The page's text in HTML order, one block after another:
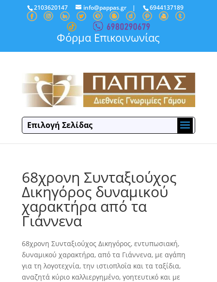
2103620147 info@pappas.gr| 6944137189
Φόρμα Επικοινωνίας
Επιλογή Σελίδας
68χρονη Συνταξιούχος
Δικηγόρος δυναμικού
χαρακτήρα από τα
Γιάννενα
68χρονη Συνταξιούχος Δικηγόρος, εντυπωσιακή,
δυναμικού χαρακτήρα, από τα Γιάννενα, με αγάπη
για τη λογοτεχνία, την ιστιοπλοΐα και τα ταξίδια,
αναζητάκύριο καλλιεργημένο, γοητευτικό και με